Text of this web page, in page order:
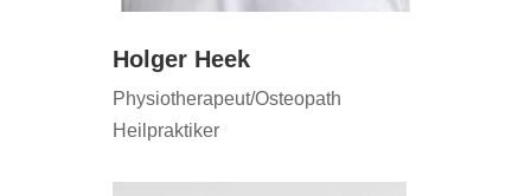
Holger Heek
Physiotherapeut/Osteopath
Heilpraktiker